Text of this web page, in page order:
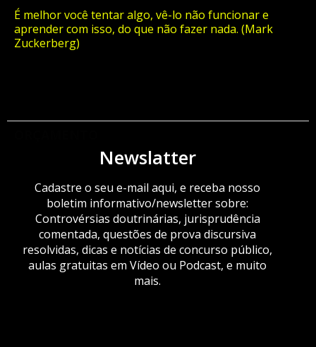
É melhor você tentar algo, vê-lo não funcionar e
aprender com isso, do que não fazer nada. (Mark
Zuckerberg)
Newslatter
Cadastre o seu e-mail aqui, e receba nosso
boletim informativo/newsletter sobre:
Controvérsias doutrinárias, jurisprudência
comentada, questões de prova discursiva
resolvidas, dicas e notícias de concurso público,
aulas gratuitas em Vídeo ou Podcast, e muito
mais.